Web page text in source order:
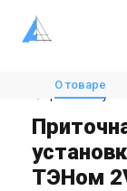
Магазин
🌀Приточные
О товаре
ТЭНом